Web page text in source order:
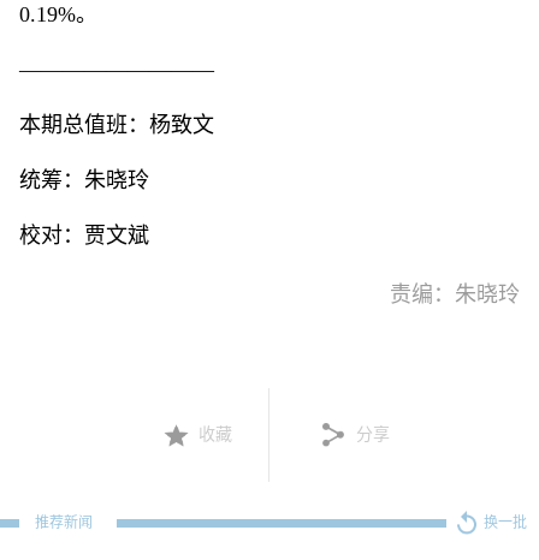
0.19%。
—————————
本期总值班：杨致文
统筹：朱晓玲
校对：贾文斌
责编：朱晓玲
收藏 分享
推荐新闻 换一批